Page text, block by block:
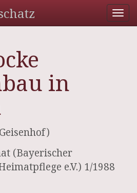
in
(Bayerischer
e.V.) 1/1988